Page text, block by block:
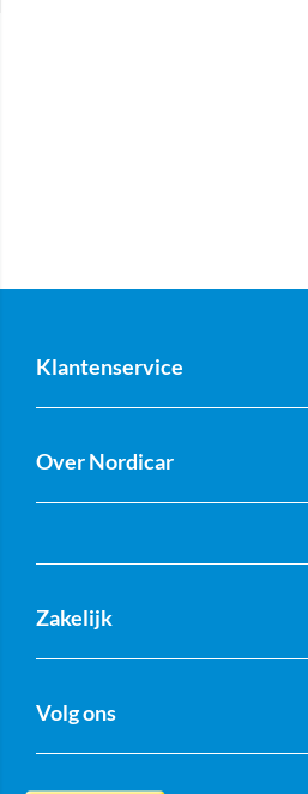
Klantenservice
Over Nordicar
Zakelijk
Volg ons